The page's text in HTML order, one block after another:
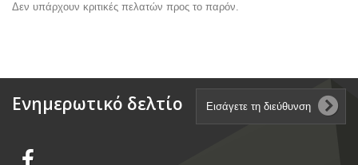
Δεν υπάρχουν κριτικές πελατών προς το παρόν.
Ενημερωτικό δελτίο